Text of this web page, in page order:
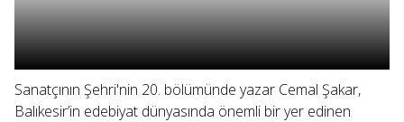
Sanatçının Şehri'nin 20. bölümünde yazar Cemal Şakar,
Balıkesir’in edebiyat dünyasında önemli bir yer edinen